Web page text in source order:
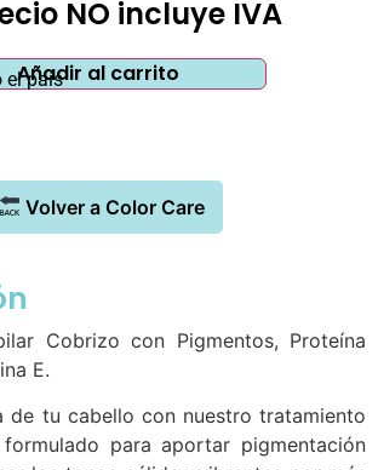
NO incluye IVA
Añadir al carrito
el país
Volver a Color Care
Cobrizo con Pigmentos, Proteína
E.
de tu cabello con nuestro tratamiento
para aportar pigmentación